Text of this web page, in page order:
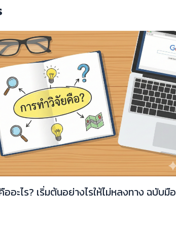
อะไร? เริ่มต้นอย่างไรให้ไม่หลงทาง ฉบับมือ